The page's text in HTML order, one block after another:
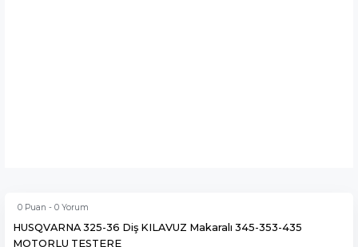
0 Puan - 0 Yorum
HUSQVARNA 325-36 Diş KILAVUZ Makaralı 345-353-435
MOTORLU TESTERE